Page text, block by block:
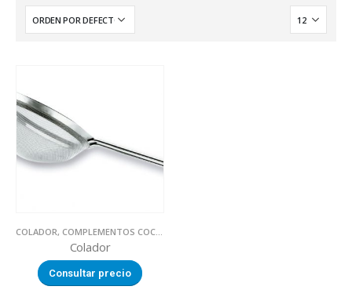
COLADOR, COMPLEMENTOS COCINA
Colador
Consultar precio